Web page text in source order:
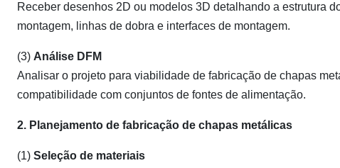
Receber desenhos 2D ou modelos 3D detalhando a estrutura
montagem, linhas de dobra e interfaces de montagem.
(3) Análise DFM
Analisar o projeto para viabilidade de fabricação de chapas
compatibilidade com conjuntos de fontes de alimentação.
2. Planejamento de fabricação de chapas metálicas
(1) Seleção de materiais